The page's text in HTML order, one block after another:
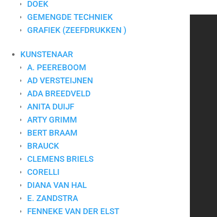
DOEK
GEMENGDE TECHNIEK
GRAFIEK (ZEEFDRUKKEN )
KUNSTENAAR
A. PEEREBOOM
AD VERSTEIJNEN
ADA BREEDVELD
ANITA DUIJF
ARTY GRIMM
BERT BRAAM
BRAUCK
CLEMENS BRIELS
CORELLI
DIANA VAN HAL
E. ZANDSTRA
FENNEKE VAN DER ELST
Materiaal Zeefdruk
CONTACT
Art for Company
+31-(0)13-5454656
Mobiel: +31-(0)6-24640033
E-mail:
info@artforcompany.nl
KvK: 18081401
Kunst voor bedrijven
Kunst op kantoor